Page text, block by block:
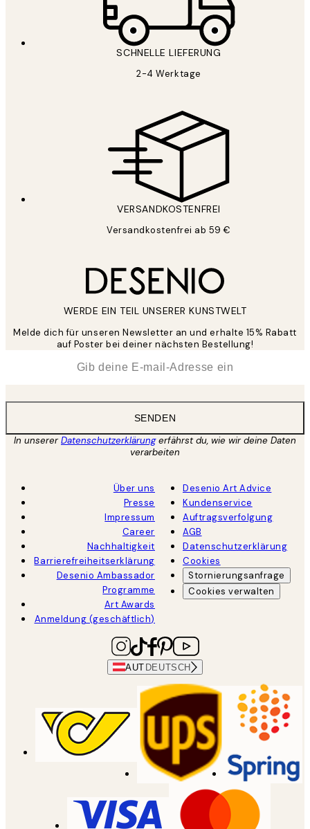
SCHNELLE LIEFERUNG
2-4 Werktage
VERSANDKOSTENFREI
Versandkostenfrei ab 59 €
WERDE EIN TEIL UNSERER KUNSTWELT
Melde dich für unseren Newsletter an und erhalte 15% Rabatt
auf Poster bei deiner nächsten Bestellung!
SENDEN
In unsererDatenschutzerklärungerfährst du, wie wir deine Daten
verarbeiten
Über uns
Presse
Impressum
Career
Nachhaltigkeit
Barrierefreiheitserklärung
Desenio Ambassador
Programme
Art Awards
Anmeldung (geschäftlich)
Desenio Art Advice
Kundenservice
Auftragsverfolgung
AGB
Datenschutzerklärung
Cookies
Stornierungsanfrage
Cookies verwalten
AUT DEUTSCH